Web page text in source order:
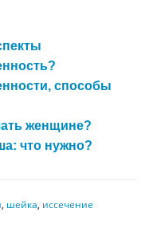
способы
женщине?
что нужно?
, шейка, иссечение